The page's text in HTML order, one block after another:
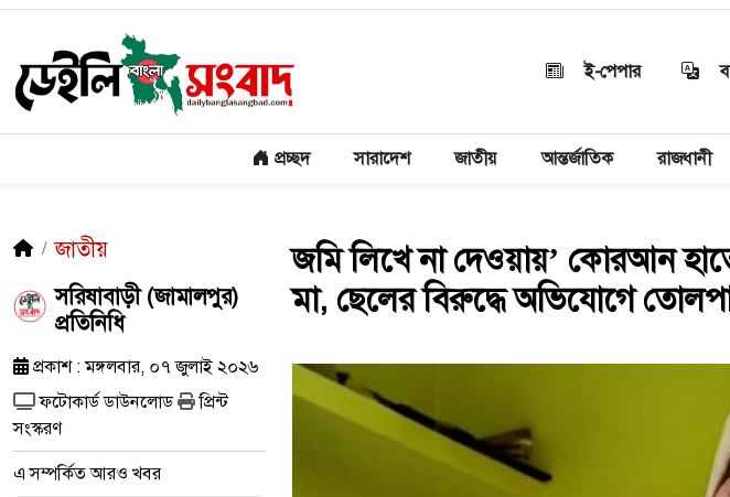
ই-পেপার
প্রচ্ছদ সারাদেশ জাতীয় আন্তর্জাতিক রাজধানী
জাতীয়
সরিষাবাড়ী (জামালপুর)
প্রতিনিধি
প্রকাশ : মঙ্গলবার, ০৭ জুলাই ২০২৬
ফটোকার্ড ডাউনলোড
প্রিন্ট
সংস্করণ
এ সম্পর্কিত আরও খবর
জমি লিখে না দেওয়ায়’ কোরআন
মা, ছেলের বিরুদ্ধে অভিযোগে